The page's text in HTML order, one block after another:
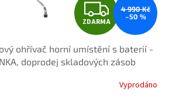
Z
D
A
R
ZDARMA
4 990 Kč
–50 %
ohřívač horní umístění s baterií -
doprodej skladových zásob
Vyprodáno